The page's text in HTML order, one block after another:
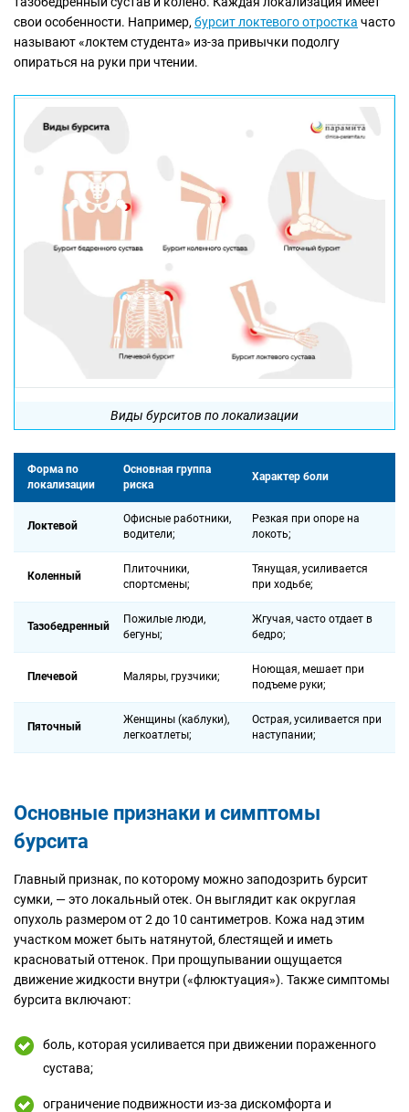
свои особенности. Например,бурситлоктевого отростка часто
называют «локтем студента» из-за привычки подолгу
опираться на руки при чтении.
Виды бурситов по локализации
Форма по
локализации
Основная группа
риска
Характер боли
Локтевой
Офисные работники,
водители;
Резкая при опоре на
локоть;
Коленный
Плиточники,
спортсмены;
Тянущая, усиливается
при ходьбе;
Тазобедренный
Пожилые люди,
бегуны;
Жгучая, часто отдает в
бедро;
Плечевой Маляры, грузчики;
Ноющая, мешает при
подъеме руки;
Пяточный
Женщины (каблуки),
легкоатлеты;
Острая, усиливается при
наступании;
Основные признаки и симптомы
бурсита
Главный признак, по которому можно заподозрить бурсит
сумки, — это локальный отек. Он выглядит как округлая
опухоль размером от 2 до 10 сантиметров. Кожа над этим
участком может быть натянутой, блестящей и иметь
красноватый оттенок. При прощупывании ощущается
движение жидкости внутри («флюктуация»). Также симптомы
бурсита включают:
боль, которая усиливается при движении пораженного
сустава;
ограничение подвижности из-за дискомфорта и